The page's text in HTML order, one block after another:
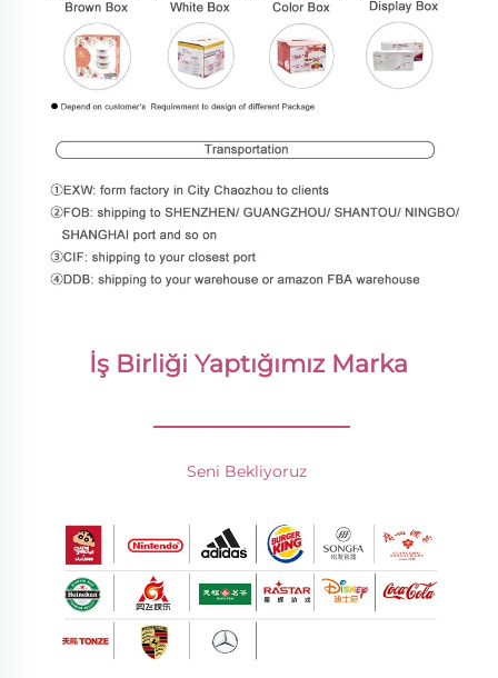
İş Birliği Yaptığımız Marka
________________
Seni Bekliyoruz